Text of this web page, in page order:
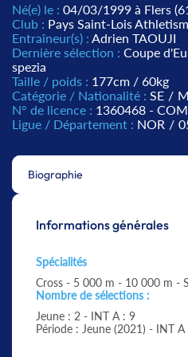
Né(e) le : 04/03/1999 à Flers
Club : Pays Saint-Lois
Entraîneur(s) : Adrien TAOUJI
Dernière sélection : Coupe
spezia
Taille / poids : 177cm / 60kg
Catégorie / Nationalité : SE / M
N° de licence : 1360468 -
Ligue / Département : NOR /
Biographie
Informations générales
Spécialités
Cross - 5 000 m - 10 000 m -
Nombre de sélections :
Jeune : 2 - INT A : 9
Période : Jeune (2021) - INT